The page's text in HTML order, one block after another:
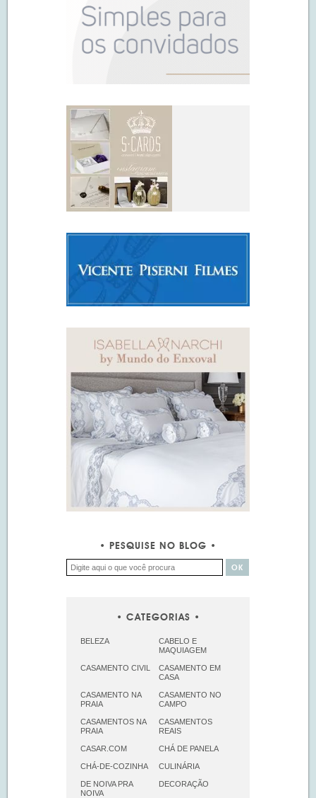
PESQUISE NO BLOG
CATEGORIAS
BELEZA
CABELO E
MAQUIAGEM
CASAMENTO CIVIL
CASAMENTO EM
CASA
CASAMENTO NA
PRAIA
CASAMENTO NO
CAMPO
CASAMENTOS NA
PRAIA
CASAMENTOS
REAIS
CASAR.COM CHÁ DE PANELA
CHÁ-DE-COZINHA CULINÁRIA
DE NOIVA PRA
NOIVA
DECORAÇÃO